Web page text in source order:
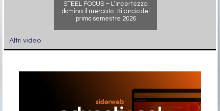
STEEL FOCUS – L’incertezza
domina il mercato. Bilancio del
primo semestre 2026
Altri video